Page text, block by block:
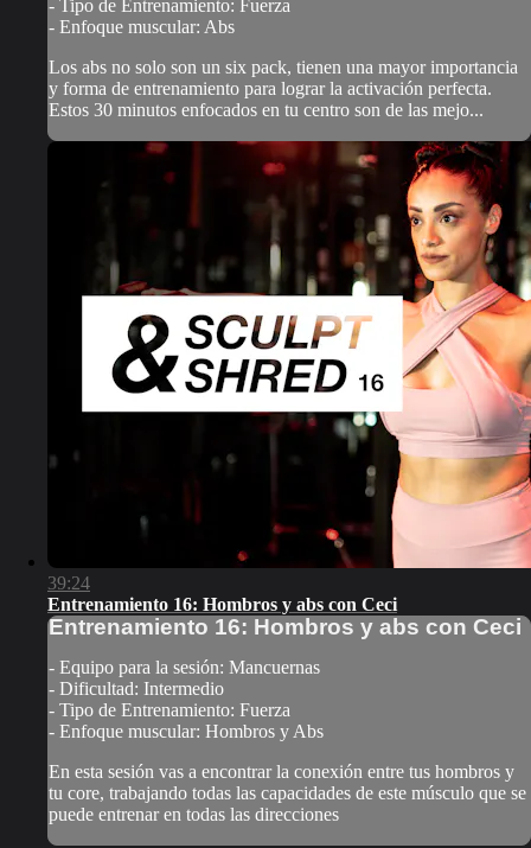
- Tipo de Entrenamiento: Fuerza
- Enfoque muscular: Abs
Los abs no solo son un six pack, tienen una mayor importancia
y forma de entrenamiento para lograr la activación perfecta.
Estos 30 minutos enfocados en tu centro son de las mejo...
39:24
Entrenamiento 16: Hombros y abs con Ceci
Entrenamiento 16: Hombros y abs con Ceci
- Equipo para la sesión: Mancuernas
- Dificultad: Intermedio
- Tipo de Entrenamiento: Fuerza
- Enfoque muscular: Hombros y Abs
En esta sesión vas a encontrar la conexión entre tus hombros y
tu core, trabajando todas las capacidades de este músculo que se
puede entrenar en todas las direcciones